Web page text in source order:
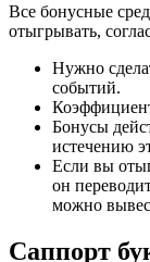
Все бонусные
отыгрывать,
Нужно
событий.
Бонусы
истечению
Если вы
он
можно
Саппорт